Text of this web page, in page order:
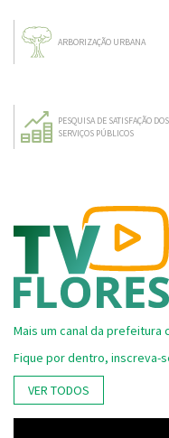
ARBORIZAÇÃO URBANA
PESQUISA DE SATISFAÇÃO DOS
SERVIÇOS PÚBLICOS
Mais um canal da prefeitura
Fique por dentro, inscreva-
VER TODOS